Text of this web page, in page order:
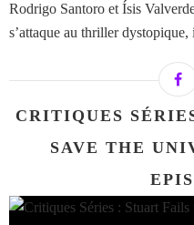
Rodrigo Santoro et Ísis
s’attaque au thriller
CRITIQUES
SAVE THE